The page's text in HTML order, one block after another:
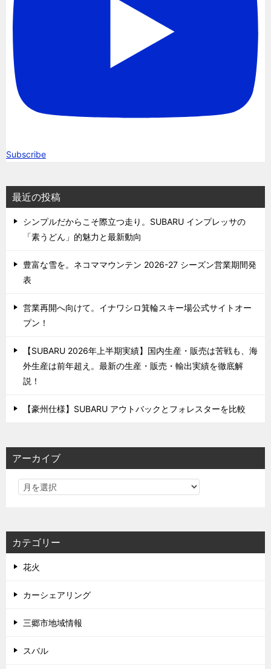
Subscribe
最近の投稿
シンプルだからこそ際立つ走り。SUBARU インプレッサの
「素うどん」的魅力と最新動向
豊富な雪を。ネコママウンテン 2026-27 シーズン営業期間発
表
営業再開へ向けて。イナワシロ箕輪スキー場公式サイトオー
プン！
【SUBARU 2026年上半期実績】国内生産・販売は苦戦も、海
外生産は前年超え。最新の生産・販売・輸出実績を徹底解
説！
【豪州仕様】SUBARU アウトバックとフォレスターを比較
アーカイブ
カテゴリー
花火
カーシェアリング
三郷市地域情報
スバル